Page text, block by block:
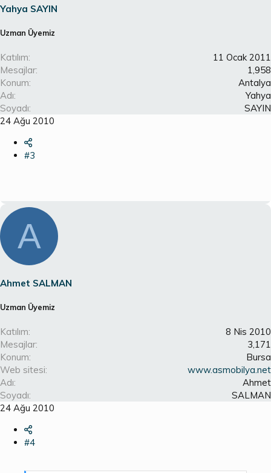
Yahya SAYIN
Uzman Üyemiz
Katılım
11 Ocak 2011
Mesajlar
1,958
Konum
Antalya
Adı
Yahya
Soyadı
SAYIN
24 Ağu 2010
#3
A
Ahmet SALMAN
Uzman Üyemiz
Katılım
8 Nis 2010
Mesajlar
3,171
Konum
Bursa
Web sitesi
www.asmobilya.net
Adı
Ahmet
Soyadı
SALMAN
24 Ağu 2010
#4